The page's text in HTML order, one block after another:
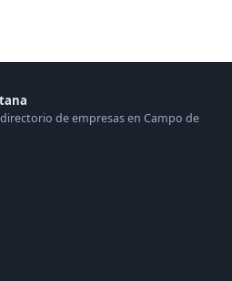
de empresas en Campo de